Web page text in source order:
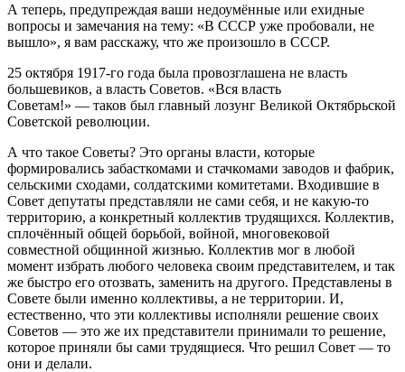
А теперь, предупреждая ваши недоумённые или ехидные
вопросы и замечания на тему: «В СССР уже пробовали, не
вышло», я вам расскажу, что же произошло в СССР.
25 октября 1917-го года была провозглашена не власть
большевиков, а власть Советов. «Вся власть
Советам!» — таков был главный лозунг Великой Октябрьской
Советской революции.
А что такое Советы? Это органы власти, которые
формировались забасткомами и стачкомами заводов и фабрик,
сельскими сходами, солдатскими комитетами. Входившие в
Совет депутаты представляли не сами себя, и не какую-то
территорию, а конкретный коллектив трудящихся. Коллектив,
сплочённый общей борьбой, войной, многовековой
совместной общинной жизнью. Коллектив мог в любой
момент избрать любого человека своим представителем, и так
же быстро его отозвать, заменить на другого. Представлены в
Совете были именно коллективы, а не территории. И,
естественно, что эти коллективы исполняли решение своих
Советов — это же их представители принимали то решение,
которое приняли бы сами трудящиеся. Что решил Совет — то
они и делали.